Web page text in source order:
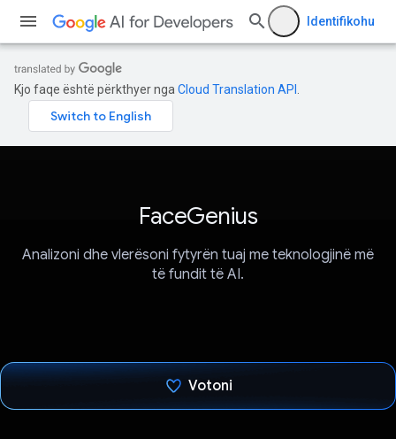
Identifikohu
Kjo faqe është përkthyer nga Cloud Translation API
FaceGenius
Analizoni dhe vlerësoni fytyrën tuaj me teknologjinë më
të fundit të AI.
Votoni